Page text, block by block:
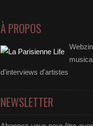
À PROPOS
d'interviews d'artistes
NEWSLETTER